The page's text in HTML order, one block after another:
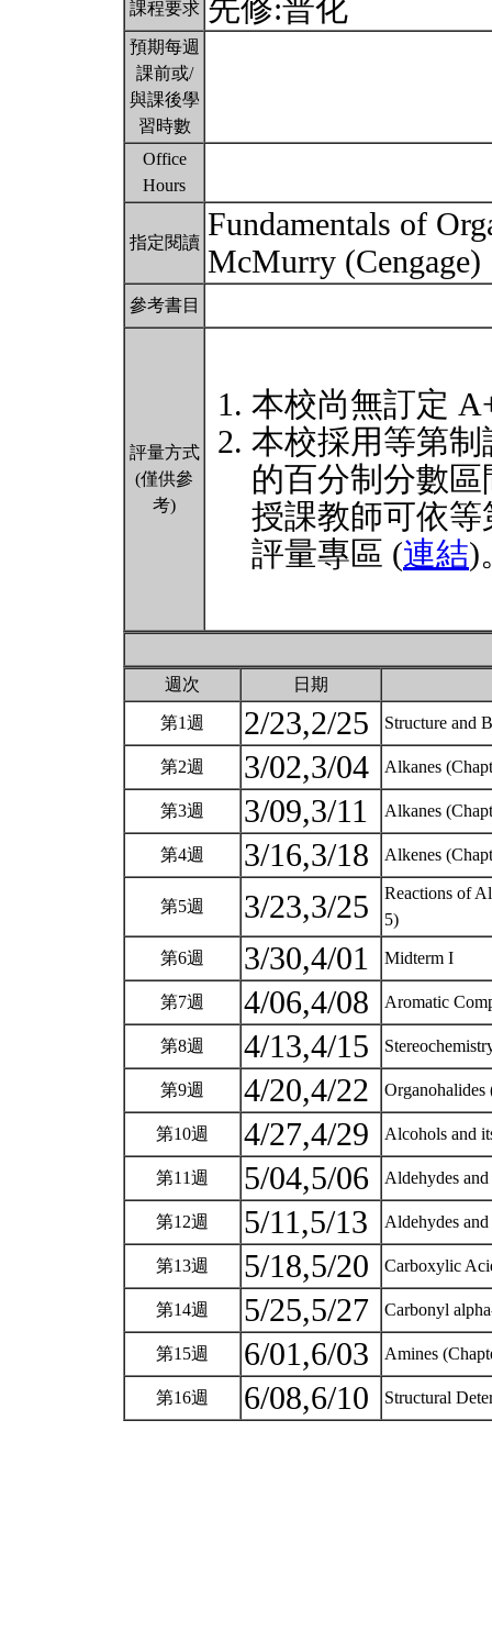
課程要求 先修:普化
預期每週
課前或/
與課後學
習時數
Office
Hours
指定閱讀 Fundamentals of
McMurry (Cengage)
參考書目
評量方式
(僅供參
考)
本校尚無訂定
本校採用等第
的百分制分數
授課教師可依
評量專區 (連結)
週次 日期
第1週 2/23,2/25 Structure and
第2週 3/02,3/04 Alkanes
第3週 3/09,3/11 Alkanes
第4週 3/16,3/18 Alkenes
第5週 3/23,3/25
Reactions of
5)
第6週 3/30,4/01 Midterm I
第7週 4/06,4/08 Aromatic
第8週 4/13,4/15
第9週 4/20,4/22
第10週 4/27,4/29 Alcohols and
第11週 5/04,5/06 Aldehydes
第12週 5/11,5/13 Aldehydes
第13週 5/18,5/20 Carboxylic
第14週 5/25,5/27 Carbonyl
第15週 6/01,6/03 Amines
第16週 6/08,6/10 Structural